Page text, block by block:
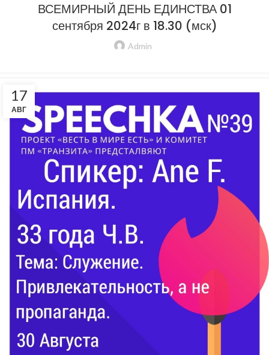
ВСЕМИРНЫЙ ДЕНЬ ЕДИНСТВА 01
сентября 2024г в 18.30 (мск)
Admin
17
АВГ